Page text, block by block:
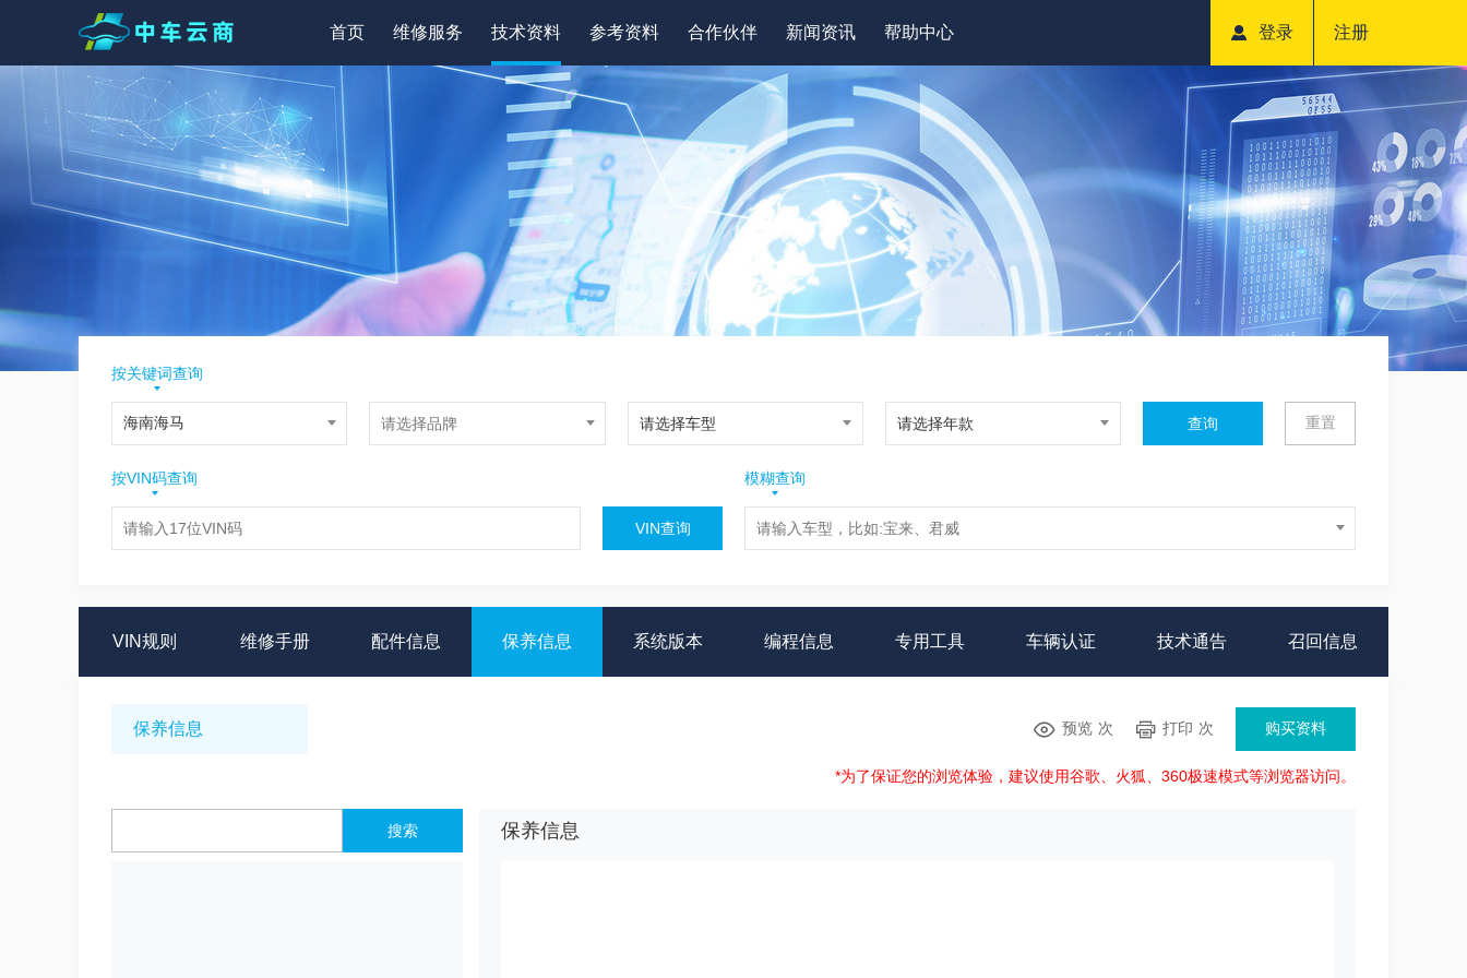
首页 维修服务 技术资料 参考资料 合作伙伴 新闻资讯 帮助中心 登录 注册
按关键词查询
请选择车型 请选择年款 查询 重置
按VIN码查询
VIN查询
模糊查询
VIN规则 维修手册 配件信息 保养信息 系统版本 编程信息 专用工具 车辆认证 技术通告 召回信息
保养信息 预览 次 打印 次 购买资料
*为了保证您的浏览体验，建议使用谷歌、火狐、360极速模式等浏览器访问。
搜索 保养信息